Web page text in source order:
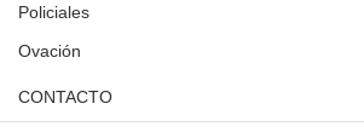
Policiales
Ovación
CONTACTO